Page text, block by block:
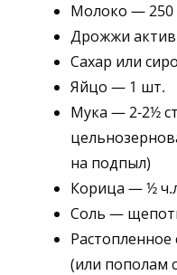
Молоко — 250
Дрожжи
Сахар или
Яйцо — 1 шт.
Мука — 2-2½
на подпыл)
Корица — ½
Соль —
(или пополам